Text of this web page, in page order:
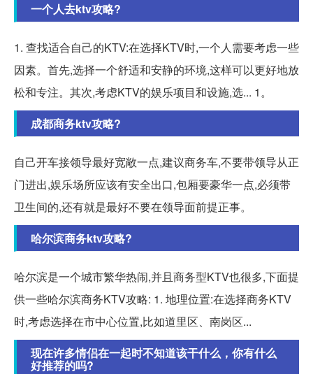
一个人去ktv攻略?
1. 查找适合自己的KTV:在选择KTV时,一个人需要考虑一些
因素。首先,选择一个舒适和安静的环境,这样可以更好地放
松和专注。其次,考虑KTV的娱乐项目和设施,选... 1。
成都商务ktv攻略?
自己开车接领导最好宽敞一点,建议商务车,不要带领导从正
门进出,娱乐场所应该有安全出口,包厢要豪华一点,必须带
卫生间的,还有就是最好不要在领导面前提正事。
哈尔滨商务ktv攻略?
哈尔滨是一个城市繁华热闹,并且商务型KTV也很多,下面提
供一些哈尔滨商务KTV攻略: 1. 地理位置:在选择商务KTV
时,考虑选择在市中心位置,比如道里区、南岗区...
现在许多情侣在一起时不知道该干什么，你有什么
好推荐的吗?